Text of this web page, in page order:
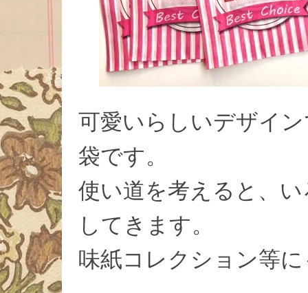
可愛いらしいデザイ
袋です。
使い道を考えると、
してきます。
味紙コレクション等